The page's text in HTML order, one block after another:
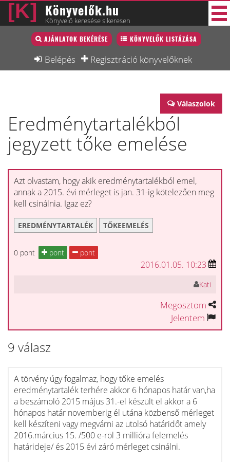
Könyvelők.hu
Könyvelő keresése sikeresen
AJÁNLATOK BEKÉRÉSE KÖNYVELŐK LISTÁZÁSA
Belépés Regisztráció könyvelőknek
Könyvelő lista
Könyvelési munkák
Blog
Állás
Válaszolok
Eredménytartalékból
jegyzett tőke emelése
Azt olvastam, hogy akik eredménytartalékból emel,
annak a 2015. évi mérleget is jan. 31-ig kötelezően meg
kell csinálnia. Igaz ez?
EREDMÉNYTARTALÉK TŐKEEMELÉS
0 pont pont pont
2016.01.05. 10:23
Kati
Megosztom
Jelentem
9 válasz
A törvény úgy fogalmaz, hogy tőke emelés
eredménytartalék terhére akkor 6 hónapos határ van,ha
a beszámoló 2015 május 31.-el készült el akkor a 6
hónapos határ novemberig él utána közbenső mérleget
kell készíteni vagy megvárni az utolsó határidőt amely
2016.március 15. /500 e-röl 3 millióra felemelés
határideje/ és 2015 évi záró mérleget csinálni.